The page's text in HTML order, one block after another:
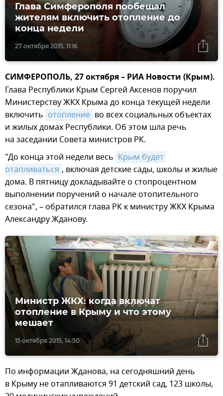
27 октября 2015, 11:16
Глава Симферополя пообещал
жителям включить отопление до
конца недели
СИМФЕРОПОЛЬ, 27 октября – РИА Новости (Крым).
Глава Республики Крым Сергей Аксенов поручил
Министерству ЖКХ Крыма до конца текущей недели
включить отопление во всех социальных объектах
и жилых домах Республики. Об этом шла речь
на заседании Совета министров РК.
"До конца этой недели весь Крым будет
отапливаться , включая детские сады, школы и жилые
дома. В пятницу докладывайте о стопроцентном
выполнении поручений о начале отопительного
сезона", – обратился глава РК к министру ЖКХ Крыма
Александру Жданову.
15 октября 2015, 14:50
Министр ЖКХ: когда включат
отопление в Крыму и что этому
мешает
По информации Жданова, на сегодняшний день
в Крыму не отапливаются 91 детский сад, 123 школы,